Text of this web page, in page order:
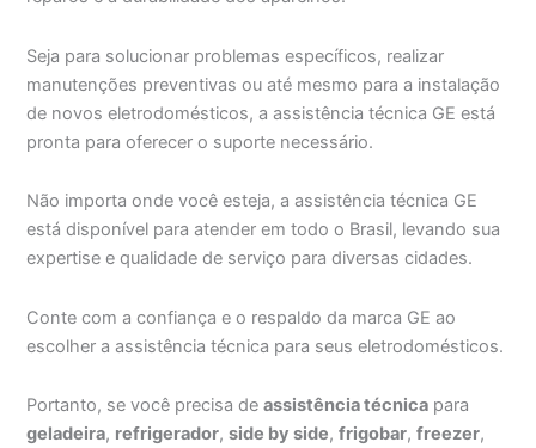
Seja para solucionar problemas específicos, realizar
manutenções preventivas ou até mesmo para a instalação
de novos eletrodomésticos, a assistência técnica GE está
pronta para oferecer o suporte necessário.
Não importa onde você esteja, a assistência técnica GE
está disponível para atender em todo o Brasil, levando sua
expertise e qualidade de serviço para diversas cidades.
Conte com a confiança e o respaldo da marca GE ao
escolher a assistência técnica para seus eletrodomésticos.
Portanto, se você precisa deassistência técnica para
geladeira, refrigerador,side by side,frigobar,freezer,